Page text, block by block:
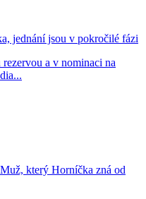
jednání jsou v pokročilé fázi
a v nominaci na
který Horníčka zná od